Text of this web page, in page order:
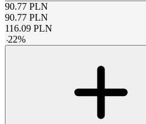
90.77 PLN
90.77 PLN
116.09 PLN
-22%